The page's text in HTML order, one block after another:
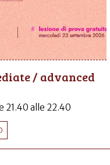
/ advanced
21.40 alle 22.40